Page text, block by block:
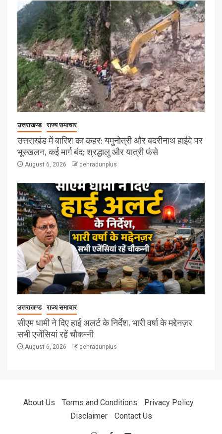
उत्तराखण्ड राज्य समाचार
उत्तराखंड में बारिश का कहर: यमुनोत्री और बदरीनाथ हाईवे पर
भूस्खलन, कई मार्ग बंद; श्रद्धालु और यात्री फंसे
August 6, 2026 dehradunplus
उत्तराखण्ड राज्य समाचार
सीएम धामी ने दिए हाई अलर्ट के निर्देश, भारी वर्षा के मद्देनज़र
सभी एजेंसियां रहें चौकन्नी
August 6, 2026 dehradunplus
About Us Terms and Conditions
Privacy Policy
Disclaimer
Contact Us